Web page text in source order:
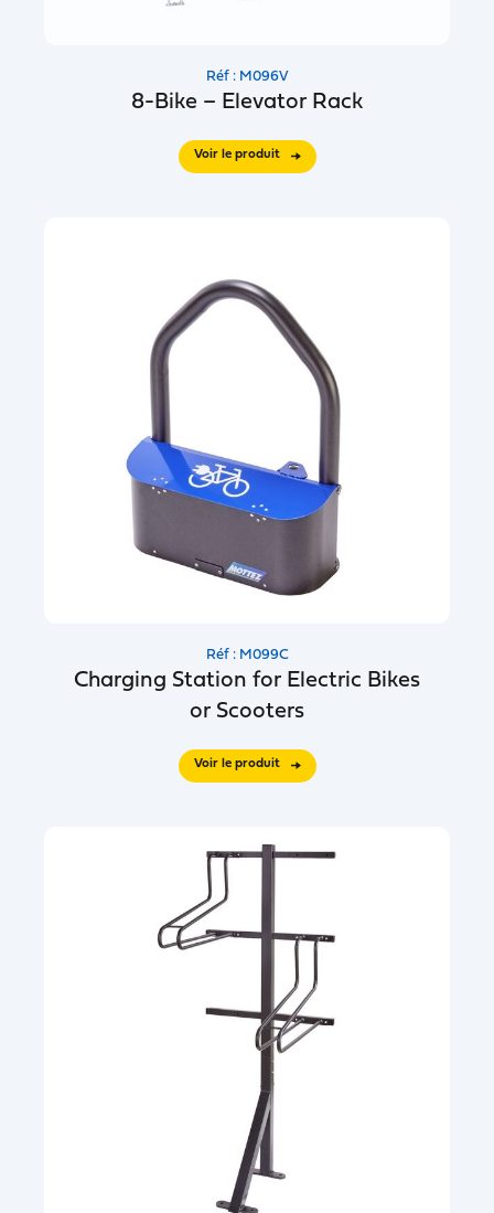
Réf : M096V
8-Bike – Elevator Rack
Voir le produit
Réf : M099C
Charging Station for Electric Bikes
or Scooters
Voir le produit